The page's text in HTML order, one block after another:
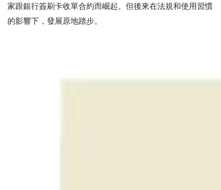
家跟銀行簽刷卡收單合約而崛起。但後來在法規和使用習慣
的影響下，發展原地踏步。